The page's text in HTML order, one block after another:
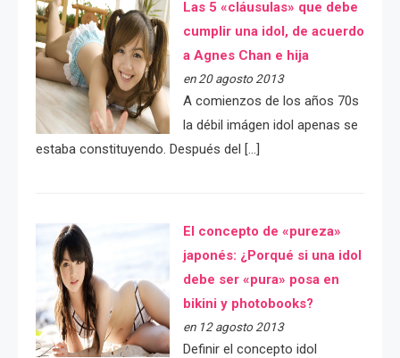
Las 5 «cláusulas» que debe
cumplir una idol, de acuerdo
a Agnes Chan e hija
en 20 agosto 2013
A comienzos de los años 70s
la débil imágen idol apenas se
estaba constituyendo. Después del […]
El concepto de «pureza»
japonés: ¿Porqué si una idol
debe ser «pura» posa en
bikini y photobooks?
en 12 agosto 2013
Definir el concepto idol